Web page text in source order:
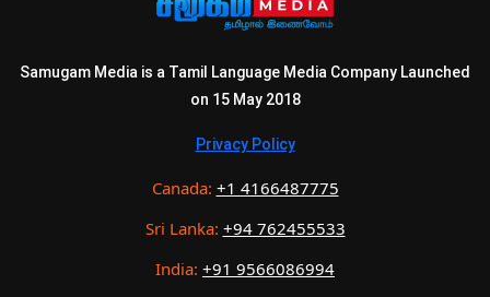
Samugam Media is a Tamil Language Media Company Launched
on 15 May 2018
Privacy Policy
Canada: +1 4166487775
Sri Lanka: +94 762455533
India: +91 9566086994